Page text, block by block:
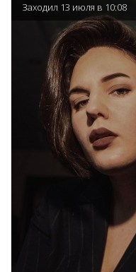
Заходил 13 июля в 10:08